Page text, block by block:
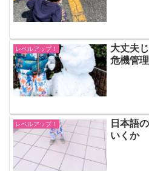
レベルアップ！
大丈夫
危機管理
レベルアップ！
日本語
いくか